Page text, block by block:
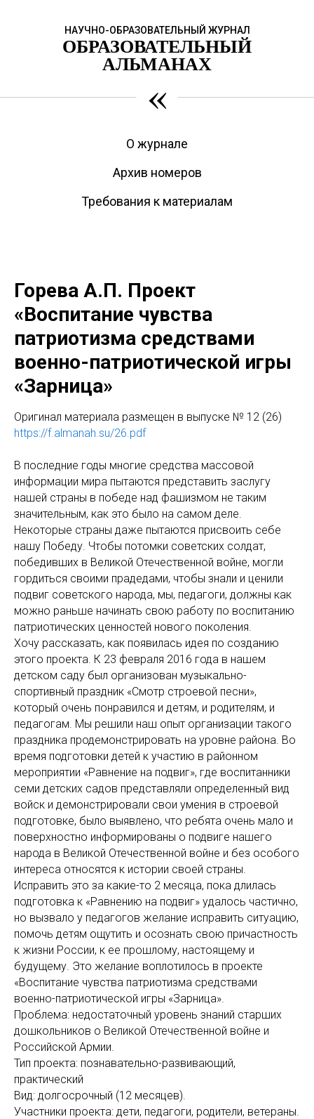
НАУЧНО-ОБРАЗОВАТЕЛЬНЫЙ ЖУРНАЛ
ОБРАЗОВАТЕЛЬНЫЙ
АЛЬМАНАХ
«
О журнале
Архив номеров
Требования к материалам
Горева А.П. Проект
«Воспитание чувства
патриотизма средствами
военно-патриотической игры
«Зарница»
Оригинал материала размещен в выпуске № 12 (26)
https://f.almanah.su/26.pdf
В последние годы многие средства массовой
информации мира пытаются представить заслугу
нашей страны в победе над фашизмом не таким
значительным, как это было на самом деле.
Некоторые страны даже пытаются присвоить себе
нашу Победу. Чтобы потомки советских солдат,
победивших в Великой Отечественной войне, могли
гордиться своими прадедами, чтобы знали и ценили
подвиг советского народа, мы, педагоги, должны как
можно раньше начинать свою работу по воспитанию
патриотических ценностей нового поколения.
Хочу рассказать, как появилась идея по созданию
этого проекта. К 23 февраля 2016 года в нашем
детском саду был организован музыкально-
спортивный праздник «Смотр строевой песни»,
который очень понравился и детям, и родителям, и
педагогам. Мы решили наш опыт организации такого
праздника продемонстрировать на уровне района. Во
время подготовки детей к участию в районном
мероприятии «Равнение на подвиг», где воспитанники
семи детских садов представляли определенный вид
войск и демонстрировали свои умения в строевой
подготовке, было выявлено, что ребята очень мало и
поверхностно информированы о подвиге нашего
народа в Великой Отечественной войне и без особого
интереса относятся к истории своей страны.
Исправить это за какие-то 2 месяца, пока длилась
подготовка к «Равнению на подвиг» удалось частично,
но вызвало у педагогов желание исправить ситуацию,
помочь детям ощутить и осознать свою причастность
к жизни России, к ее прошлому, настоящему и
будущему. Это желание воплотилось в проекте
«Воспитание чувства патриотизма средствами
военно-патриотической игры «Зарница».
Проблема: недостаточный уровень знаний старших
дошкольников о Великой Отечественной войне и
Российской Армии.
Тип проекта: познавательно-развивающий,
практический
Вид: долгосрочный (12 месяцев).
Участники проекта: дети, педагоги, родители, ветераны.